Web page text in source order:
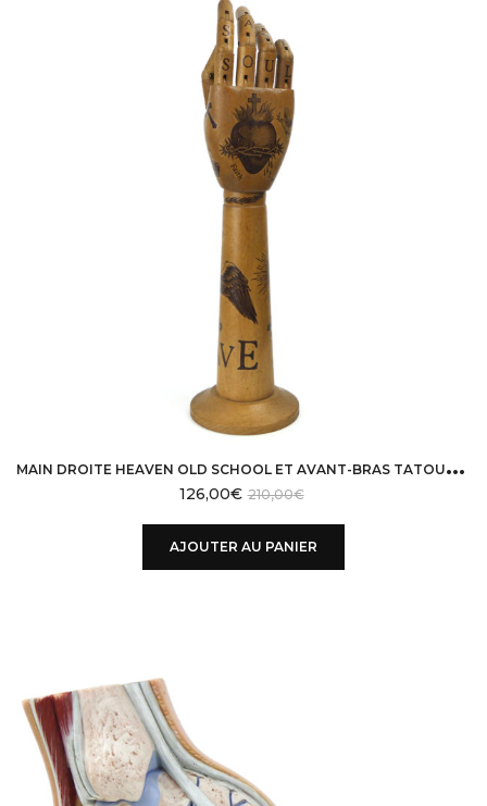
M
AIN DROITE HEAVEN OLD SCHOOL ET AVANT-BRAS TATOUÉS EN BOIS
210,00€
126,00€
AJOUTER AU PANIER